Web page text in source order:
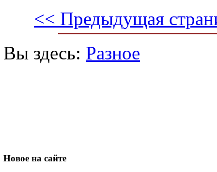
<< Предыдущая
Вы здесь: Разное
Новое на сайте